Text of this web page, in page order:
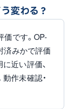
変わる？
価です。OP-
済みかで評価
近い評価、
作未確認・